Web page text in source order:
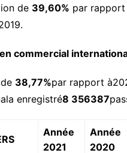
de 39,60% par rapport
commercial
38,77%par rapport
enregistré8 356387
Année
2021
Année
2020